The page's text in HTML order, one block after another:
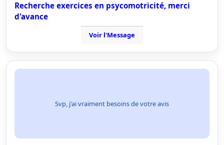
Recherche exercices en psycomotricité, merci
d'avance
Voir l'Message
Svp, j'ai vraiment besoins de votre avis